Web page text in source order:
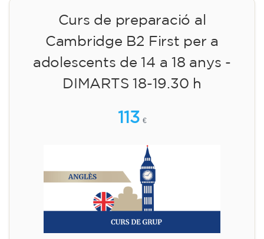
Curs de preparació al
Cambridge B2 First per a
adolescents de 14 a 18 anys -
DIMARTS 18-19.30 h
113 €